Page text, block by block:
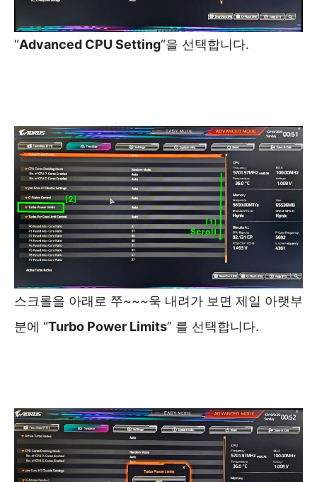
“Advanced CPU Setting“을 선택합니다.
스크롤을 아래로 쭈~~~욱 내려가 보면 제일 아랫부
분에 “Turbo Power Limits” 를 선택합니다.